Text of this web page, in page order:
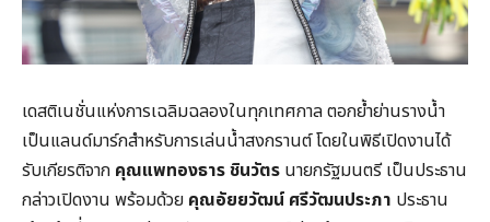
เดสติเนชั่นแห่งการเฉลิมฉลองในทุกเทศกาล ตอกย้ำย่านรางน้ำ
เป็นแลนด์มาร์กสำหรับการเล่นน้ำสงกรานต์ โดยในพิธีเปิดงานได้
รับเกียรติจาก คุณแพทองธาร ชินวัตร นายกรัฐมนตรี เป็นประธาน
กล่าวเปิดงาน พร้อมด้วย คุณอัยยวัฒน์ ศรีวัฒนประภา ประธาน